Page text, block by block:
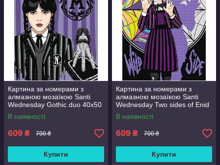
Картина за номерами з
алмазною мозаїкою Santi
Wednesday Gothic duo 40x50
см Різнобарвний (954993)
В наявності
609 ₴ 700 ₴
Купити
Картина за номерами з
алмазною мозаїкою Santi
Wednesday Two sides of Enid
Sinclair 40x50 см
Різнобарвний (954975)
В наявності
609 ₴ 700 ₴
Купити